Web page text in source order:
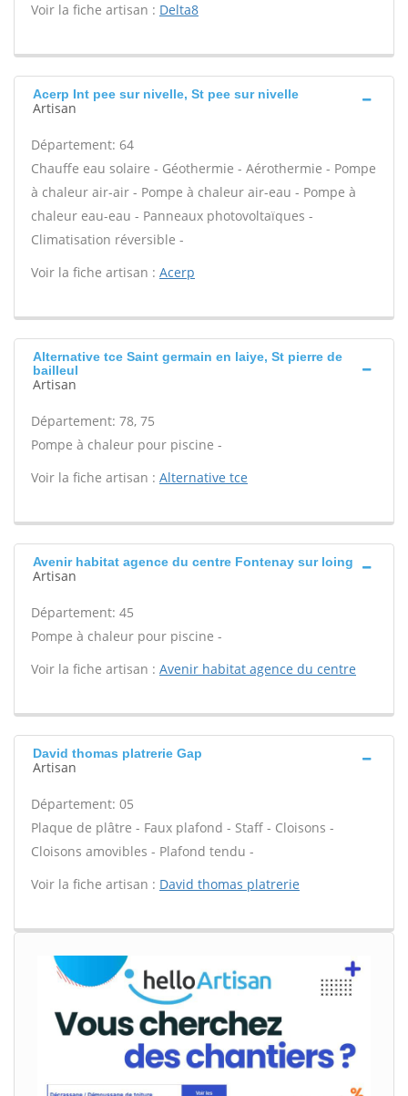
Voir la fiche artisan : Delta8
Acerp Int pee sur nivelle, St pee sur nivelle
Artisan
Département: 64
Chauffe eau solaire - Géothermie - Aérothermie - Pompe
à chaleur air-air - Pompe à chaleur air-eau - Pompe à
chaleur eau-eau - Panneaux photovoltaïques -
Climatisation réversible -
Voir la fiche artisan : Acerp
Alternative tce Saint germain en laiye, St pierre de
bailleul
Artisan
Département: 78, 75
Pompe à chaleur pour piscine -
Voir la fiche artisan : Alternative tce
Avenir habitat agence du centre Fontenay sur loing
Artisan
Département: 45
Pompe à chaleur pour piscine -
Voir la fiche artisan : Avenir habitat agence du centre
David thomas platrerie Gap
Artisan
Département: 05
Plaque de plâtre - Faux plafond - Staff - Cloisons -
Cloisons amovibles - Plafond tendu -
Voir la fiche artisan : David thomas platrerie